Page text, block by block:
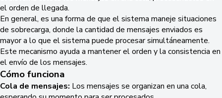
el orden de llegada.
En general, es una forma de que el sistema maneje situaciones
de sobrecarga, donde la cantidad de mensajes enviados es
mayor a lo que el sistema puede procesar simultáneamente.
Este mecanismo ayuda a mantener el orden y la consistencia en
el envío de los mensajes.
Cómo funciona
Cola de mensajes: Los mensajes se organizan en una cola,